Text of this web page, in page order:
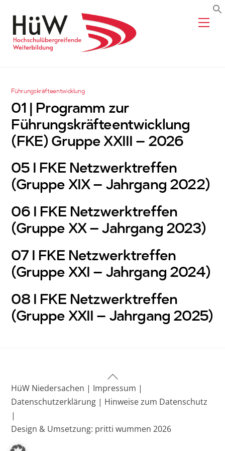
content
Führungskräfteentwicklung
01 | Programm zur
Führungskräfteentwicklung
(FKE) Gruppe XXIII – 2026
05 I FKE Netzwerktreffen
(Gruppe XIX – Jahrgang 2022)
06 I FKE Netzwerktreffen
(Gruppe XX – Jahrgang 2023)
07 I FKE Netzwerktreffen
(Gruppe XXI – Jahrgang 2024)
08 I FKE Netzwerktreffen
(Gruppe XXII – Jahrgang 2025)
Back
To
Top
HüW Niedersachen | Impressum |
Datenschutzerklärung | Hinweise zum Datenschutz
|
Design & Umsetzung: pritti wummen 2026